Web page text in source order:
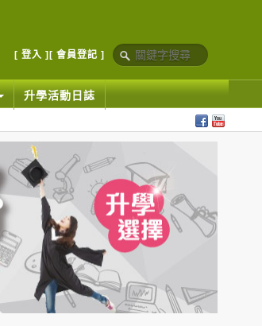
[ 登入 ] [ 會員登記 ]
升學活動日誌